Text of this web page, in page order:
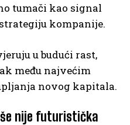
tumači kao signal
kompanije.
u budući rast,
među najvećim
novog kapitala.
nije futuristička